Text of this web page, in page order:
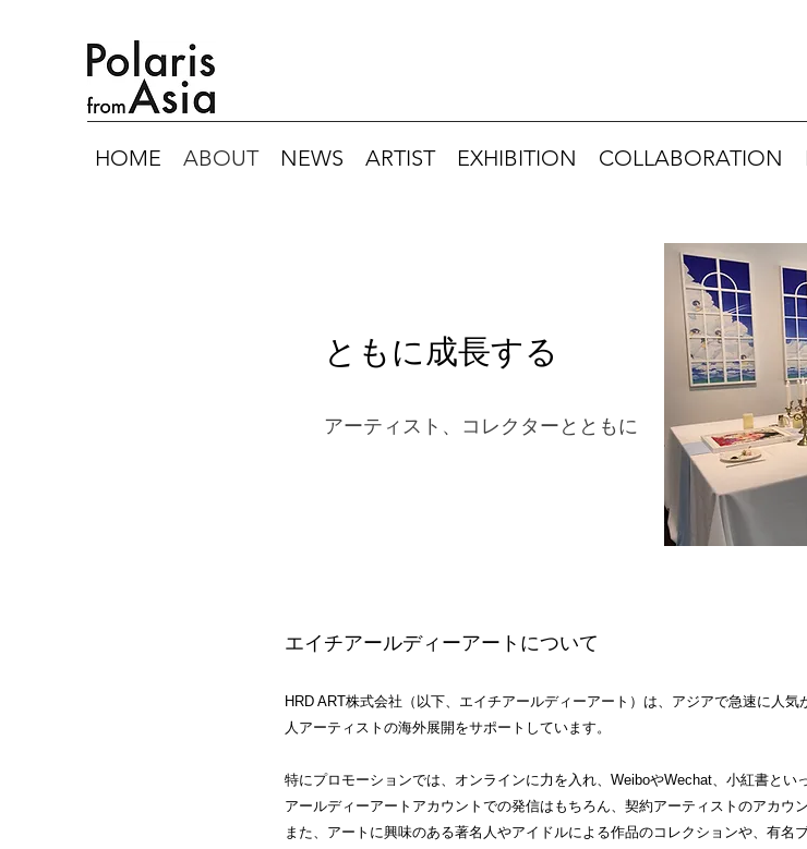
HOME ABOUT NEWS ARTIST EXHIBITION COLLABORATION
ともに成長する
アーティスト、コレクターとともに
エイチアールディーアートについて
HRD ART株式会社（以下、エイチアールディーアート）は、アジアで急速に人
人アーティストの海外展開をサポートしています。
特にプロモーションでは、オンラインに力を入れ、WeiboやWechat、小紅書と
アールディーアートアカウントでの発信はもちろん、契約アーティストのアカウ
また、アートに興味のある著名人やアイドルによる作品のコレクションや、有名